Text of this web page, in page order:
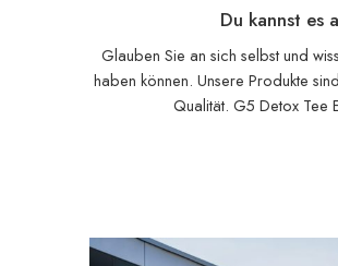
Du kannst es
Glauben Sie an sich selbst und
haben können. Unsere Produkte
Qualität. G5 Detox Tee